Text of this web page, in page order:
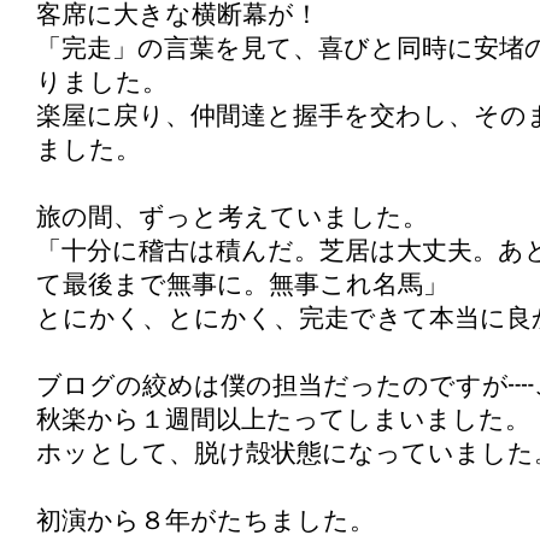
客席に大きな横断幕が！
「完走」の言葉を見て、喜びと同時に安
りました。
楽屋に戻り、仲間達と握手を交わし、その
ました。
旅の間、ずっと考えていました。
「十分に稽古は積んだ。芝居は大丈夫。
て最後まで無事に。無事これ名馬」
とにかく、とにかく、完走できて本当に良
ブログの絞めは僕の担当だったのですが
秋楽から１週間以上たってしまいました。
ホッとして、脱け殻状態になっていました
初演から８年がたちました。